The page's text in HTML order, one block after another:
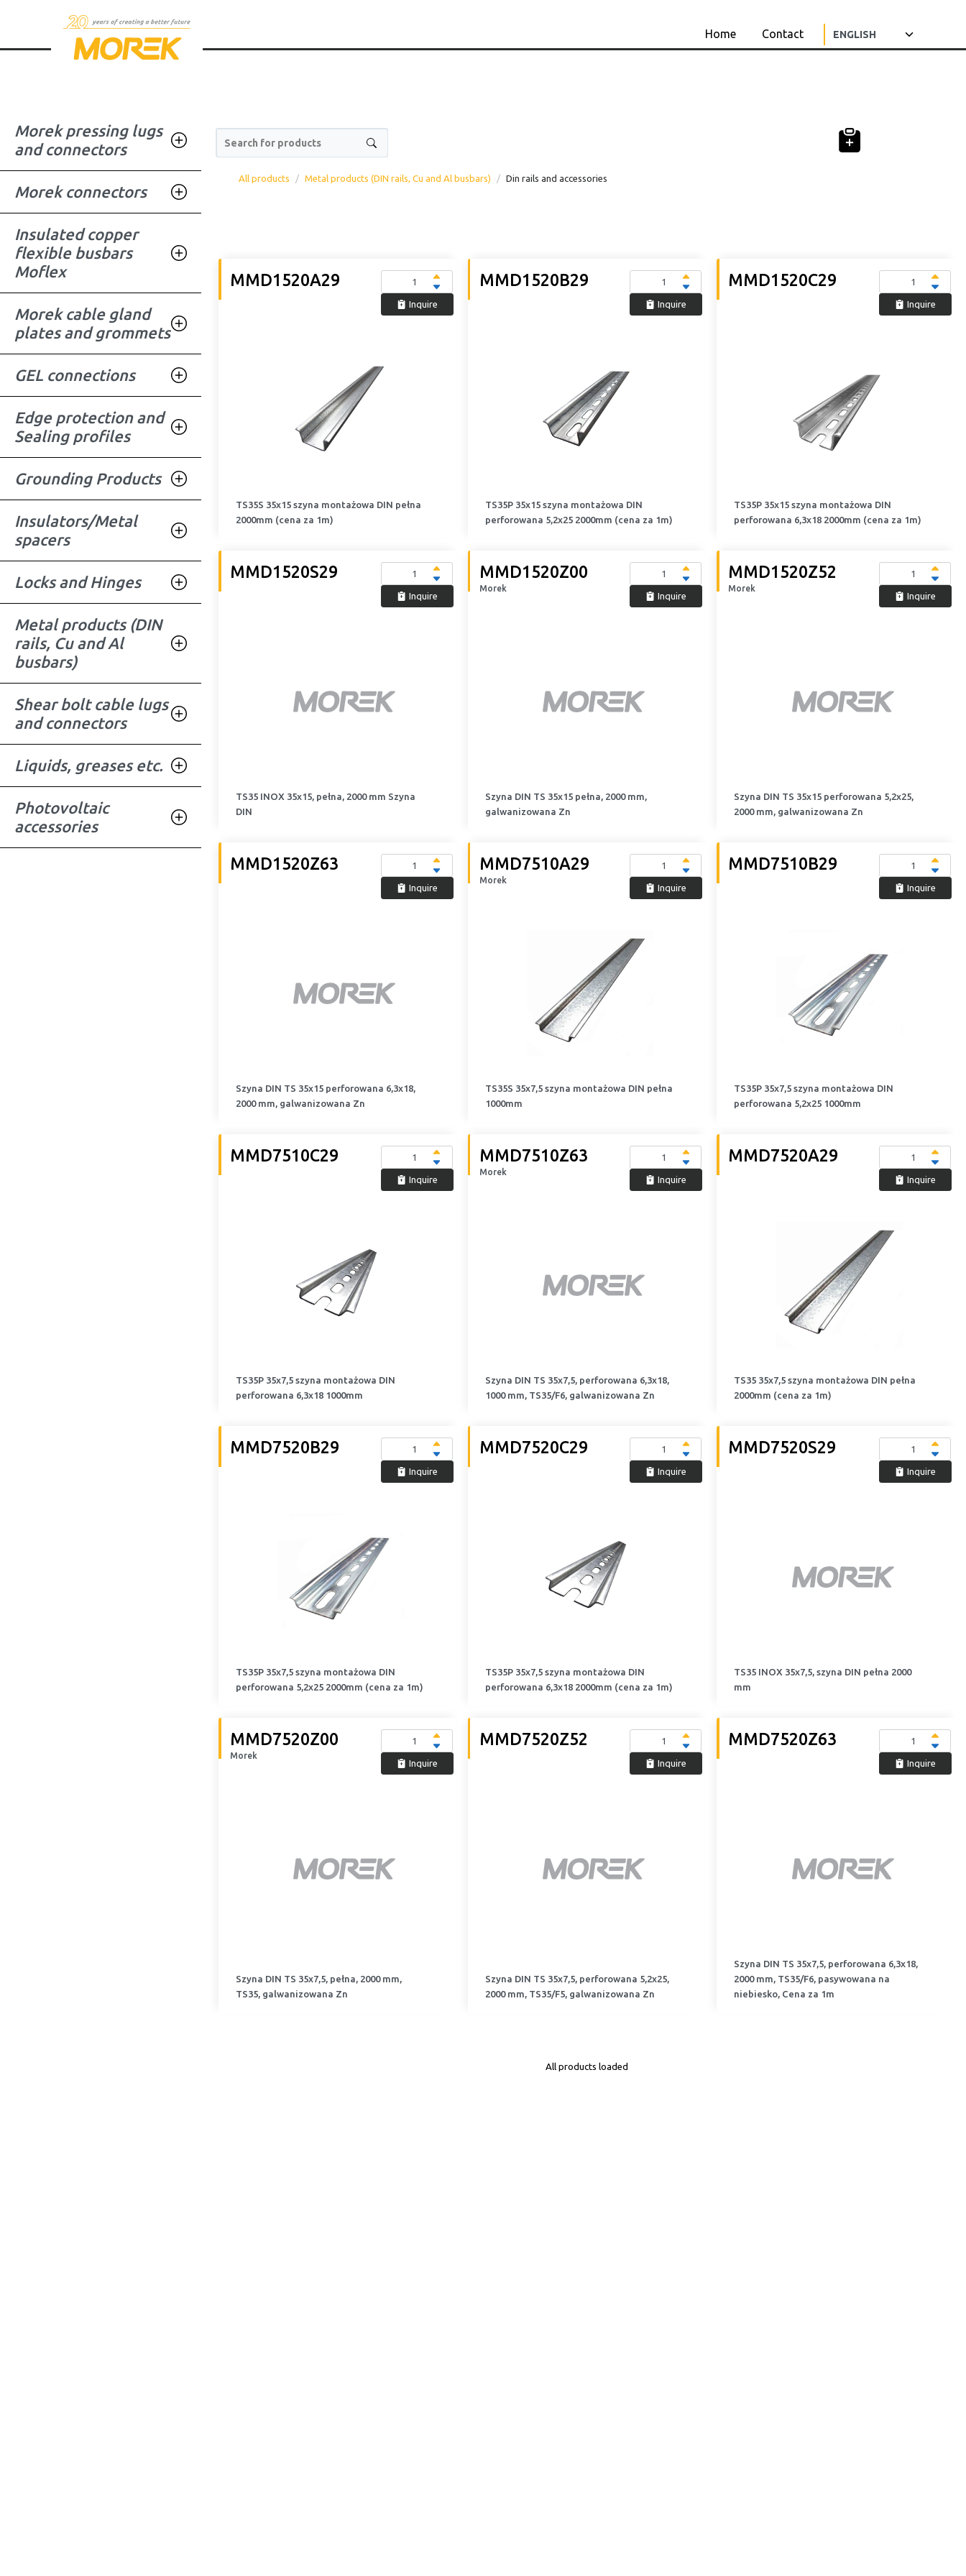
Home Contact
Morek pressing lugs
and connectors
Morek connectors
Insulated copper
flexible busbars
Moflex
Morek cable gland
plates and grommets
GEL connections
Edge protection and
Sealing profiles
Grounding Products
Insulators/Metal
spacers
Locks and Hinges
Metal products (DIN
rails, Cu and Al
busbars)
Shear bolt cable lugs
and connectors
Liquids, greases etc.
Photovoltaic
accessories
Search for products
All products Metal products (DIN rails, Cu and Al busbars) Din rails and accessories
MMD1520A29
Inquire
TS35S 35x15 szyna montażowa DIN pełna
2000mm (cena za 1m)
MMD1520B29
Inquire
TS35P 35x15 szyna montażowa DIN
perforowana 5,2x25 2000mm (cena za 1m)
MMD1520C29
Inquire
TS35P 35x15 szyna montażowa DIN
perforowana 6,3x18 2000mm (cena za 1m)
MMD1520S29
Inquire
TS35 INOX 35x15, pełna, 2000 mm Szyna
DIN
MMD1520Z00
Morek
Inquire
Szyna DIN TS 35x15 pełna, 2000 mm,
galwanizowana Zn
MMD1520Z52
Morek
Inquire
Szyna DIN TS 35x15 perforowana 5,2x25,
2000 mm, galwanizowana Zn
MMD1520Z63
Inquire
Szyna DIN TS 35x15 perforowana 6,3x18,
2000 mm, galwanizowana Zn
MMD7510A29
Morek
Inquire
TS35S 35x7,5 szyna montażowa DIN pełna
1000mm
MMD7510B29
Inquire
TS35P 35x7,5 szyna montażowa DIN
perforowana 5,2x25 1000mm
MMD7510C29
Inquire
TS35P 35x7,5 szyna montażowa DIN
perforowana 6,3x18 1000mm
MMD7510Z63
Morek
Inquire
Szyna DIN TS 35x7,5, perforowana 6,3x18,
1000 mm, TS35/F6, galwanizowana Zn
MMD7520A29
Inquire
TS35 35x7,5 szyna montażowa DIN pełna
2000mm (cena za 1m)
MMD7520B29
Inquire
TS35P 35x7,5 szyna montażowa DIN
perforowana 5,2x25 2000mm (cena za 1m)
MMD7520C29
Inquire
TS35P 35x7,5 szyna montażowa DIN
perforowana 6,3x18 2000mm (cena za 1m)
MMD7520S29
Inquire
TS35 INOX 35x7,5, szyna DIN pełna 2000
mm
MMD7520Z00
Morek
Inquire
Szyna DIN TS 35x7,5, pełna, 2000 mm,
TS35, galwanizowana Zn
MMD7520Z52
Inquire
Szyna DIN TS 35x7,5, perforowana 5,2x25,
2000 mm, TS35/F5, galwanizowana Zn
MMD7520Z63
Inquire
Szyna DIN TS 35x7,5, perforowana 6,3x18,
2000 mm, TS35/F6, pasywowana na
niebiesko, Cena za 1m
All products loaded